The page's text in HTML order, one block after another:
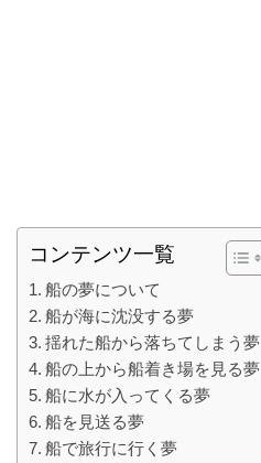
コンテンツ一覧
船の夢について
船が海に沈没する夢
揺れた船から落ちてしまう夢
船の上から船着き場を見る夢
船に水が入ってくる夢
船を見送る夢
船で旅行に行く夢